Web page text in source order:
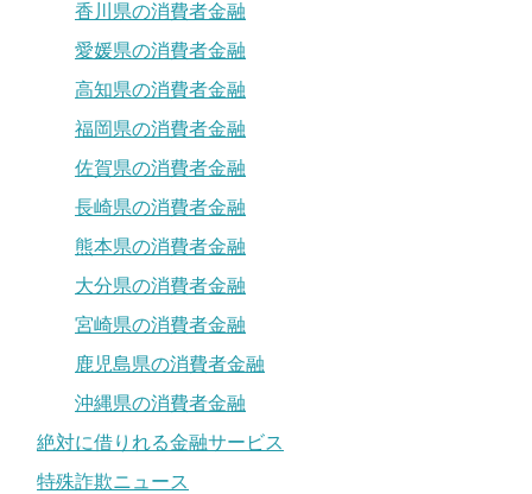
香川県の消費者金融
愛媛県の消費者金融
高知県の消費者金融
福岡県の消費者金融
佐賀県の消費者金融
長崎県の消費者金融
熊本県の消費者金融
大分県の消費者金融
宮崎県の消費者金融
鹿児島県の消費者金融
沖縄県の消費者金融
絶対に借りれる金融サービス
特殊詐欺ニュース